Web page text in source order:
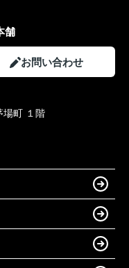
舗
お問い合わせ
場町 １階